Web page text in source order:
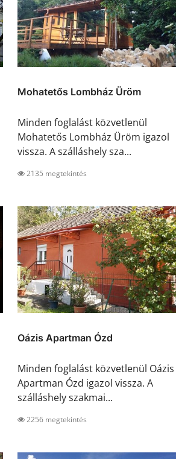
Mohatetős Lombház Üröm
Minden foglalást közvetlenül
Mohatetős Lombház Üröm igazol
vissza. A szálláshely sza...
2135 megtekintés
Oázis Apartman Ózd
Minden foglalást közvetlenül Oázis
Apartman Ózd igazol vissza. A
szálláshely szakmai...
2256 megtekintés